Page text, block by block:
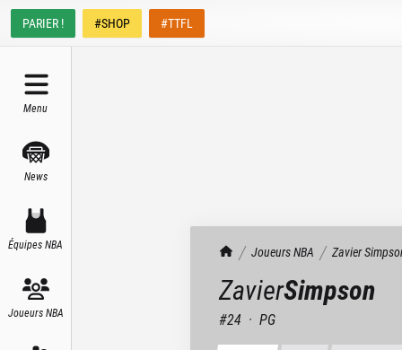
PARIER ! #SHOP #TTFL
Menu
News
Équipes NBA
Joueurs NBA
TrashTalk Actu NBA
Joueurs NBA Zavier
ZavierSimpson
#24 · PG